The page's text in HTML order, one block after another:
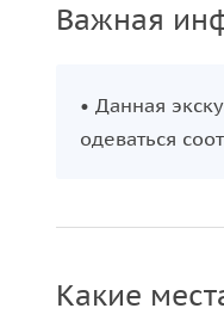
Важная
• Данная
одеваться
Какие